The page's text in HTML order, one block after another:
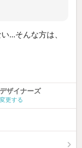
...そんな方は、
デザイナーズ
変更する